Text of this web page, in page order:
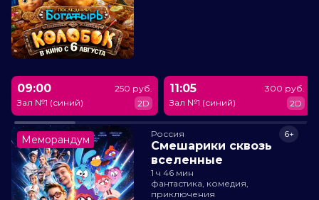
09:00
Зал №1 (синий)
250 руб.
2D
11:05
Зал №1 (синий)
300 руб.
2D
Меморандум Россия
Смешарики сквозь
вселенные
6+
1 ч 46 мин
фантастика, комедия,
приключения